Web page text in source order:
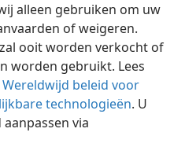
alleen gebruiken om uw
of weigeren.
ooit worden verkocht of
worden gebruikt. Lees
Wereldwijd beleid voor
technologieën. U
via
Delen Instellingen
and Tract Society of Pennsylvania
Inloggen